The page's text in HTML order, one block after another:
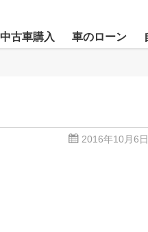
中古車購入 車のローン
2016年10月6日